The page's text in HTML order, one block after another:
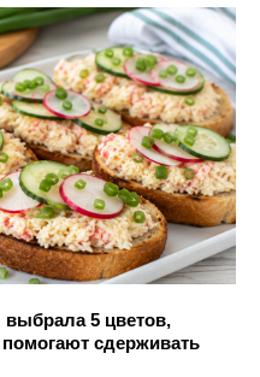
5 цветов,
сдерживать